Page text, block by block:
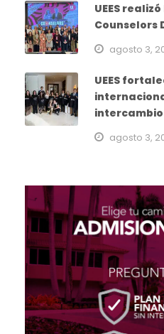
UEES
Counselors
agosto 3,
UEES
intercambio
agosto 3,